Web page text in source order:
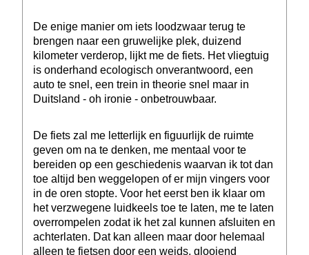
De enige manier om iets loodzwaar terug te
brengen naar een gruwelijke plek, duizend
kilometer verderop, lijkt me de fiets. Het vliegtuig
is onderhand ecologisch onverantwoord, een
auto te snel, een trein in theorie snel maar in
Duitsland - oh ironie - onbetrouwbaar.
De fiets zal me letterlijk en figuurlijk de ruimte
geven om na te denken, me mentaal voor te
bereiden op een geschiedenis waarvan ik tot dan
toe altijd ben weggelopen of er mijn vingers voor
in de oren stopte. Voor het eerst ben ik klaar om
het verzwegene luidkeels toe te laten, me te laten
overrompelen zodat ik het zal kunnen afsluiten en
achterlaten. Dat kan alleen maar door helemaal
alleen te fietsen door een weids, glooiend